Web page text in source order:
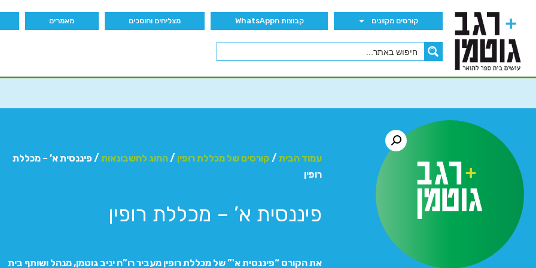
קורסים מקוונים קבוצות הWhatsApp מצליחים וחוסכים מאמרים
עמוד הבית / קורסים של מכללת רופין /החוג לחשבונאות / פיננסית א’ – מכללת
רופין
פיננסית א’ – מכללת רופין
את הקורס “פיננסית א'” של מכללת רופין מעביר רו”ח יניב גוטמן, מנהל ושותף בית